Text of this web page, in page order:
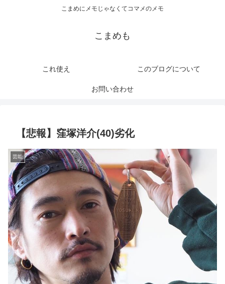
こまめにメモじゃなくてコマメのメモ
こまめも
これ使え このブログについて
お問い合わせ
【悲報】窪塚洋介(40)劣化
芸能